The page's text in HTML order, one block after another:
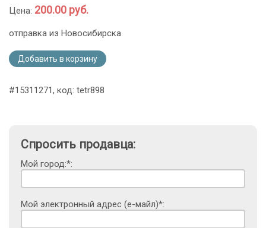
Цена: 200.00 руб.
отправка из Новосибирска
Добавить в корзину
#15311271, код: tetr898
Спросить продавца:
Мой город:*:
Мой электронный адрес (е-майл)*: